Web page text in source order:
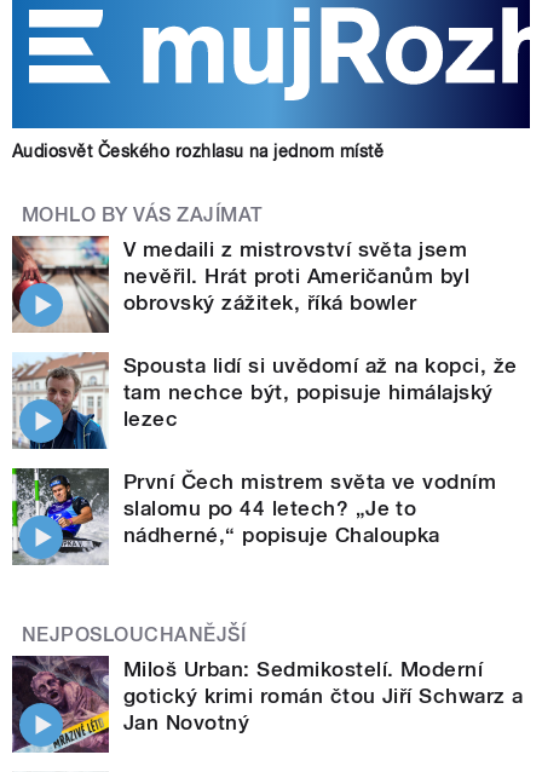
Audiosvět Českého rozhlasu na jednom místě
MOHLO BY VÁS ZAJÍMAT
V medaili z mistrovství světa jsem
nevěřil. Hrát proti Američanům byl
obrovský zážitek, říká bowler
Spousta lidí si uvědomí až na kopci, že
tam nechce být, popisuje himálajský
lezec
První Čech mistrem světa ve vodním
slalomu po 44 letech? „Je to
nádherné,“ popisuje Chaloupka
NEJPOSLOUCHANĚJŠÍ
Miloš Urban: Sedmikostelí. Moderní
gotický krimi román čtou Jiří Schwarz a
Jan Novotný